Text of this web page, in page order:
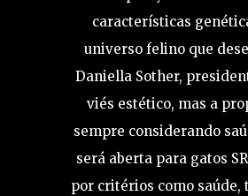
características
universo felino que
Daniella Sother,
viés estético, mas a
sempre considerando
será aberta para gatos
por critérios como saúde,